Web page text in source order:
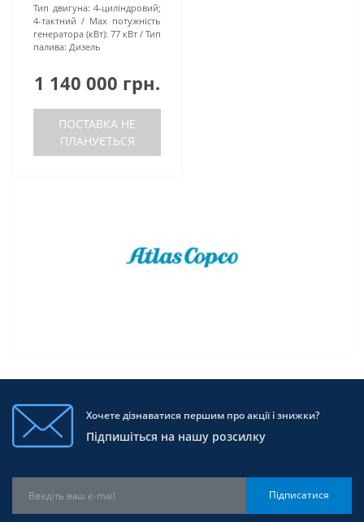
Тип двигуна: 4-циліндровий;
4-тактний
Маx потужність
генератора (кВт): 77 кВт
Тип
палива: Дизель
1 140 000 грн.
ПОСТАВКА НЕ
ПЛАНУЄТЬСЯ
Хочете дізнаватися першим про акції і знижки?
Підпишіться на нашу розсилку
Підписатися